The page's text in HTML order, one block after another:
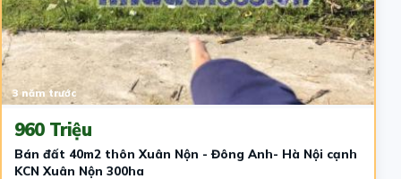
3 năm trước
960 Triệu
Bán đất 40m2 thôn Xuân Nộn - Đông Anh- Hà Nội cạnh
KCN Xuân Nộn 300ha